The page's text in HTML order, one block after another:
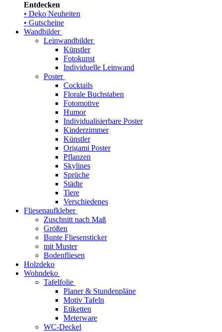
Entdecken
• Deko Neuheiten
• Gutscheine
Wandbilder
Leinwandbilder
Künstler
Fotokunst
Individuelle Leinwand
Poster
Cocktails
Florale Buchstaben
Fotomotive
Humor
Individualisierbare Poster
Kinderzimmer
Künstler
Origami Poster
Pflanzen
Skylines
Sprüche
Städte
Tiere
Verschiedenes
Fliesenaufkleber
Zuschnitt nach Maß
Größen
Bunte Fliesensticker
mit Muster
Bodenfliesen
Holzdeko
Wohndeko
Tafelfolie
Planer & Stundenpläne
Motiv Tafeln
Etiketten
Meterware
WC-Deckel